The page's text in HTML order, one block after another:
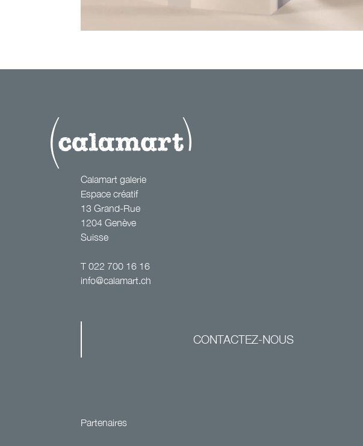
colonne de
Calamart galerie
Espace créatif
13 Grand-Rue
1204 Genève
Suisse
T022 700 16 16
info@calamart.ch
CONTACTEZ-NOUS
Partenaires